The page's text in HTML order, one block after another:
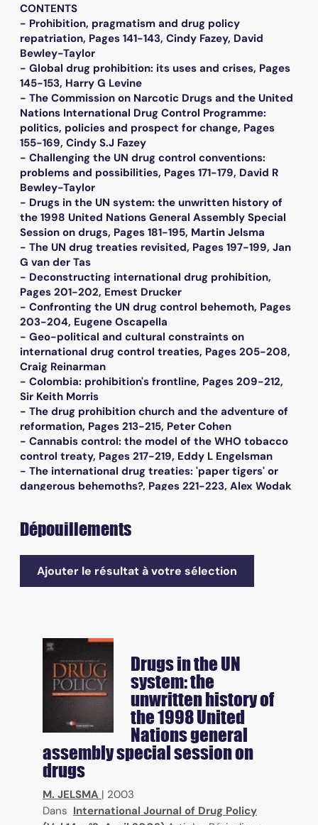
CONTENTS
- Prohibition, pragmatism and drug policy
repatriation, Pages 141-143, Cindy Fazey, David
Bewley-Taylor
- Global drug prohibition: its uses and crises, Pages
145-153, Harry G Levine
- The Commission on Narcotic Drugs and the United
Nations International Drug Control Programme:
politics, policies and prospect for change, Pages
155-169, Cindy S.J Fazey
- Challenging the UN drug control conventions:
problems and possibilities, Pages 171-179, David R
Bewley-Taylor
- Drugs in the UN system: the unwritten history of
the 1998 United Nations General Assembly Special
Session on drugs, Pages 181-195, Martin Jelsma
- The UN drug treaties revisited, Pages 197-199, Jan
G van der Tas
- Deconstructing international drug prohibition,
Pages 201-202, Emest Drucker
- Confronting the UN drug control behemoth, Pages
203-204, Eugene Oscapella
- Geo-political and cultural constraints on
international drug control treaties, Pages 205-208,
Craig Reinarman
- Colombia: prohibition's frontline, Pages 209-212,
Sir Keith Morris
- The drug prohibition church and the adventure of
reformation, Pages 213-215, Peter Cohen
- Cannabis control: the model of the WHO tobacco
control treaty, Pages 217-219, Eddy L Engelsman
- The international drug treaties: 'paper tigers' or
dangerous behemoths?, Pages 221-223, Alex Wodak
Dépouillements
Ajouter le résultat à votre sélection
Drugs in the UN
system: the
unwritten history of
the 1998 United
Nations general
assembly special session on
drugs
M. JELSMA | 2003
Dans International Journal of Drug Policy